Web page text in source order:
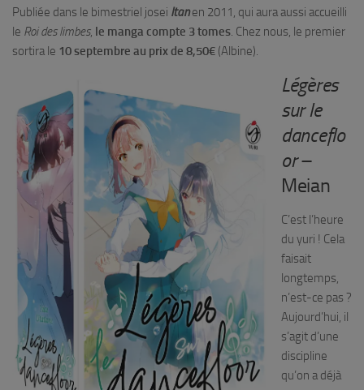
Publiée dans le bimestriel josei Itanen 2011, qui aura aussi accueilli
le Roi des limbes, le manga compte 3 tomes. Chez nous, le premier
sortira le 10 septembre au prix de 8,50€ (Albine).
Légères
sur le
danceflo
or–
Meian
C’est l’heure
du yuri ! Cela
faisait
longtemps,
n’est-ce pas ?
Aujourd’hui, il
s’agit d’une
discipline
qu’on a déjà